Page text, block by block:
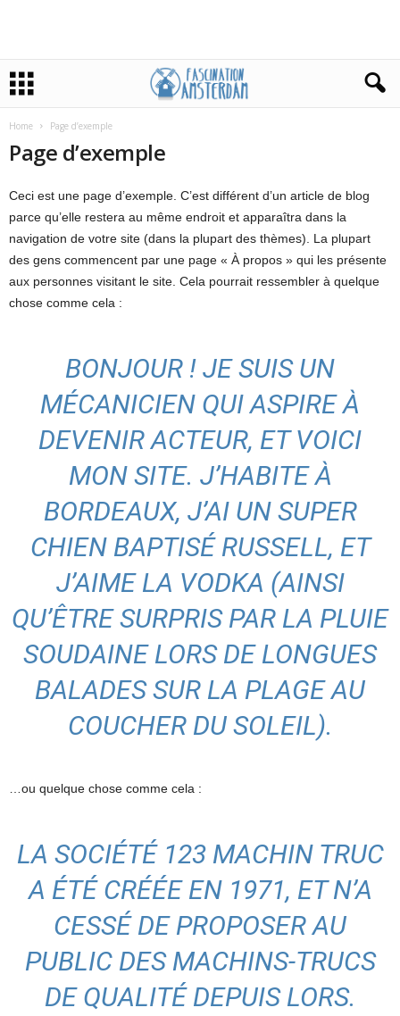
Home Page d’exemple
Page d’exemple
Ceci est une page d’exemple. C’est différent d’un article de blog
parce qu’elle restera au même endroit et apparaîtra dans la
navigation de votre site (dans la plupart des thèmes). La plupart
des gens commencent par une page « À propos » qui les présente
aux personnes visitant le site. Cela pourrait ressembler à quelque
chose comme cela :
BONJOUR ! JE SUIS UN
MÉCANICIEN QUI ASPIRE À
DEVENIR ACTEUR, ET VOICI
MON SITE. J’HABITE À
BORDEAUX, J’AI UN SUPER
CHIEN BAPTISÉ RUSSELL, ET
J’AIME LA VODKA (AINSI
QU’ÊTRE SURPRIS PAR LA PLUIE
SOUDAINE LORS DE LONGUES
BALADES SUR LA PLAGE AU
COUCHER DU SOLEIL).
…ou quelque chose comme cela :
LA SOCIÉTÉ 123 MACHIN TRUC
A ÉTÉ CRÉÉE EN 1971, ET N’A
CESSÉ DE PROPOSER AU
PUBLIC DES MACHINS-TRUCS
DE QUALITÉ DEPUIS LORS.